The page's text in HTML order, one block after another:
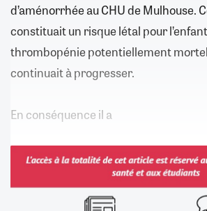
d’aménorrhée au CHU de Mulhouse.
constituait un risque létal pour
thrombopénie potentiellement
continuait à progresser.
En conséquence il a